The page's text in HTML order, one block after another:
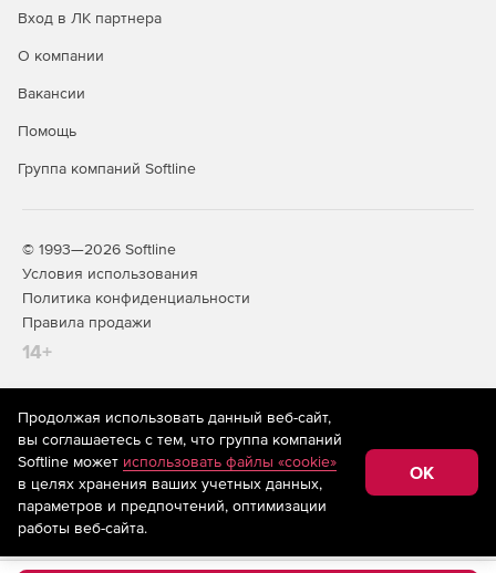
пропускной способности сети.
Отправка отчетов по электронной почте, сохранение
Вход в ЛК партнера
О компании
Вакансии
Помощь
Группа компаний Softline
© 1993—2026 Softline
Условия использования
Политика конфиденциальности
Правила продажи
14+
На информационном ресурсе store.softline.ru применяются
рекомендательные технологии(информационные технологии
предоставления информации на основе сбора,
систематизации и анализа сведений, относящихся к
предпочтениям пользователей сети «Интернет»,
находящихся на территории Российской Федерации)
Продолжая использовать данный веб-сайт,
вы соглашаетесь с тем, что группа компаний
Softline может использовать файлы «cookie»
в целях хранения ваших учетных данных,
параметров и предпочтений, оптимизации
работы веб-сайта.
OK